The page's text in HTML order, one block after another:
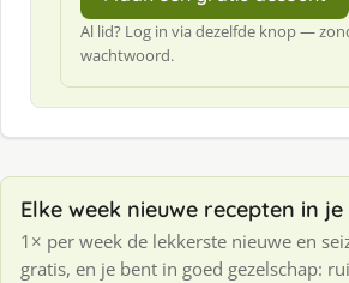
Al lid? Log in via dezelfde knop —
wachtwoord.
Elke week nieuwe recepten in
1× per week de lekkerste nieuwe en
gratis, en je bent in goed gezelschap: